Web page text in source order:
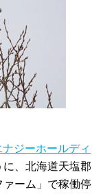
ジーホールディ
に、北海道天塩郡
ーム」で稼働停